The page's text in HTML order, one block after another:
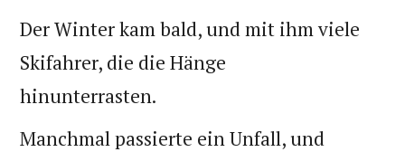
Der Winter kam bald, und mit ihm viele
Skifahrer, die die Hänge
hinunterrasten.
Manchmal passierte ein Unfall, und